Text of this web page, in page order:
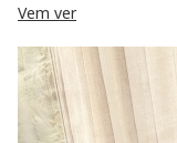
Vem ver